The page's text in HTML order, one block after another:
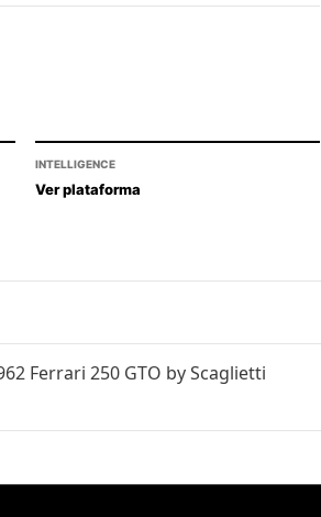
INTELLIGENCE
Ver plataforma
Ferrari 250 GTO by Scaglietti